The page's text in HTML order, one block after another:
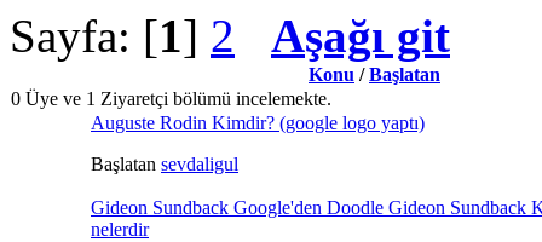
Sayfa: [1] 2 Aşağı git
Konu /Başlatan
0 Üye ve 1 Ziyaretçi bölümü incelemekte.
Auguste Rodin Kimdir? (google logo yaptı)
Başlatan sevdaligul
Gideon Sundback Google'den Doodle Gideon Sundback
nelerdir